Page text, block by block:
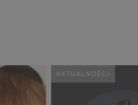
AKTUALNOŚCI